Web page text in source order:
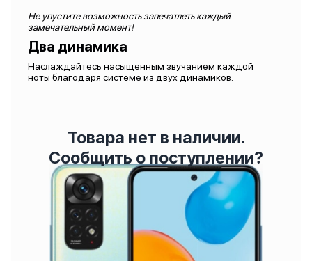
Не упустите возможность запечатлеть каждый
замечательный момент!
Два динамика
Наслаждайтесь насыщенным звучанием каждой
ноты благодаря системе из двух динамиков.
Товара нет в наличии.
Сообщить о поступлении?